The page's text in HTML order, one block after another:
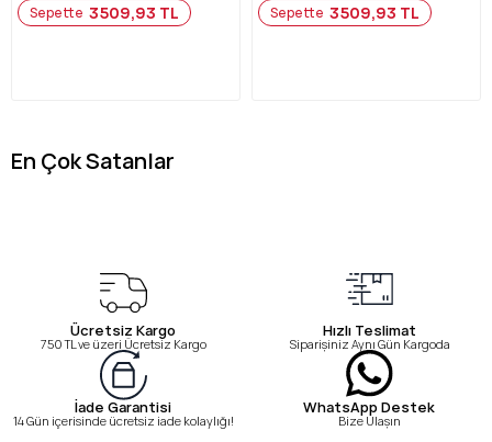
Sepette 3509,93 TL Sepette 3509,93 TL
En Çok Satanlar
Ücretsiz Kargo
750 TL ve üzeri Ücretsiz Kargo
Hızlı Teslimat
Siparişiniz Aynı Gün Kargoda
İade Garantisi
14 Gün içerisinde ücretsiz iade kolaylığı!
WhatsApp Destek
Bize Ulaşın